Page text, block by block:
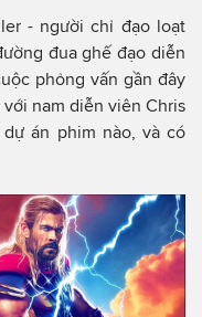
- người chỉ đạo loạt
đua ghế đạo diễn
phỏng vấn gần đây
nam diễn viên Chris
án phim nào, và có